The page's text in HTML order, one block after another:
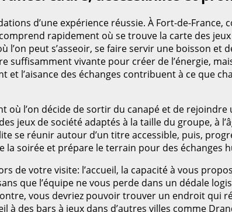
d’une expérience réussie. À Fort-de-
rapidement où se trouve la carte des
l’on peut s’asseoir, se faire servir une boisson
suffisamment vivante pour créer de l’énergie,
et l’aisance des échanges contribuent à ce que
l’on décide de sortir du canapé et de
jeux de société adaptés à la taille du groupe, à
se réunir autour d’un titre accessible, puis,
soirée et prépare le terrain pour des échanges
de votre visite: l’accueil, la capacité à vous
que l’équipe ne vous perde dans un dédale
vous devriez pouvoir trouver un endroit qui
des bars à jeux dans d’autres villes comme